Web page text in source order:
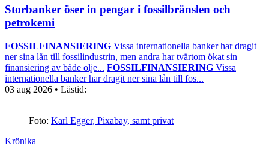
Storbanker öser in pengar i fossilbränslen och
petrokemi
FOSSILFINANSIERING Vissa internationella banker har dragit
ner sina lån till fossilindustrin, men andra har tvärtom ökat sin
finansiering av både olje... FOSSILFINANSIERING Vissa
internationella banker har dragit ner sina lån till fos...
03 aug 2026 • Lästid:
Foto: Karl Egger, Pixabay, samt privat
Krönika